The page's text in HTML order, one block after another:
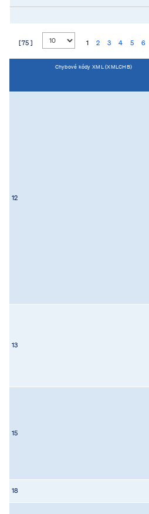
[ 75 ] 1 2 3 4 5 6
Chybové kódy XML (XMLCHB)
12
13
15
18